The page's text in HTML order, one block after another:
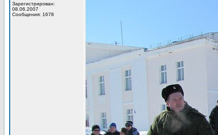
Зарегистрирован:
08.06.2007
Сообщения: 1678